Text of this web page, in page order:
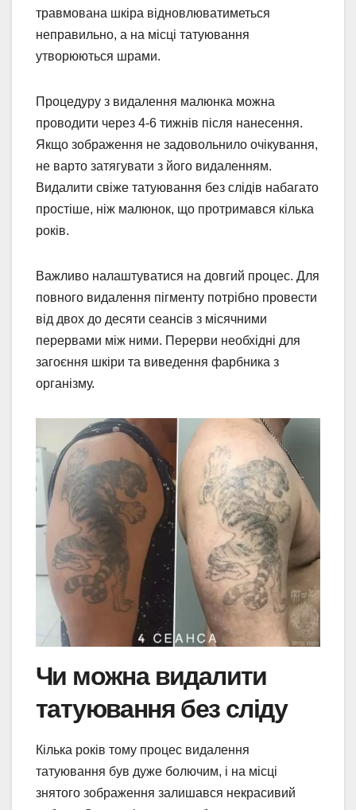
травмована шкіра відновлюватиметься
неправильно, а на місці татуювання
утворюються шрами.
Процедуру з видалення малюнка можна
проводити через 4-6 тижнів після нанесення.
Якщо зображення не задовольнило очікування,
не варто затягувати з його видаленням.
Видалити свіже татуювання без слідів набагато
простіше, ніж малюнок, що протримався кілька
років.
Важливо налаштуватися на довгий процес. Для
повного видалення пігменту потрібно провести
від двох до десяти сеансів з місячними
перервами між ними. Перерви необхідні для
загоєння шкіри та виведення фарбника з
організму.
Чи можна видалити
татуювання без сліду
Кілька років тому процес видалення
татуювання був дуже болючим, і на місці
знятого зображення залишався некрасивий